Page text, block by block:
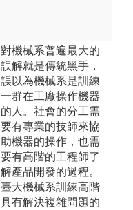
對機械系普遍最大的
誤解就是傳統黑手，
誤以為機械系是訓練
一群在工廠操作機器
的人。社會的分工需
要有專業的技師來協
助機器的操作，也需
要有高階的工程師了
解產品開發的過程。
臺大機械系訓練高階
具有解決複雜問題的